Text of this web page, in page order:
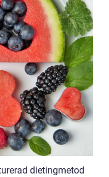
dietingmetod